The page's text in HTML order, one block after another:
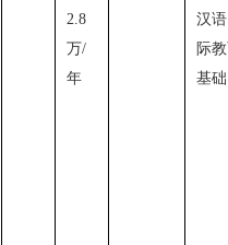
2.8
万/
年
汉
际
基础